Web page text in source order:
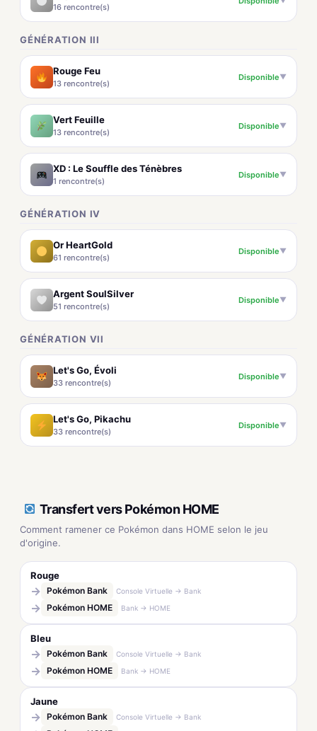
16 rencontre(s)
GÉNÉRATION III
Rouge Feu
13 rencontre(s)
Disponible▼
Vert Feuille
13 rencontre(s)
Disponible▼
XD : Le Souffle des Ténèbres
1 rencontre(s)
Disponible▼
GÉNÉRATION IV
Or HeartGold
61 rencontre(s)
Disponible▼
Argent SoulSilver
51 rencontre(s)
Disponible▼
GÉNÉRATION VII
Let's Go, Évoli
33 rencontre(s)
Disponible▼
Let's Go, Pikachu
33 rencontre(s)
Disponible▼
Transfert vers Pokémon HOME
Comment ramener ce Pokémon dans HOME selon le jeu
d'origine.
Rouge
→ Pokémon Bank Console Virtuelle → Bank
→ Pokémon HOME Bank → HOME
Bleu
→ Pokémon Bank Console Virtuelle → Bank
→ Pokémon HOME Bank → HOME
Jaune
→ Pokémon Bank Console Virtuelle → Bank